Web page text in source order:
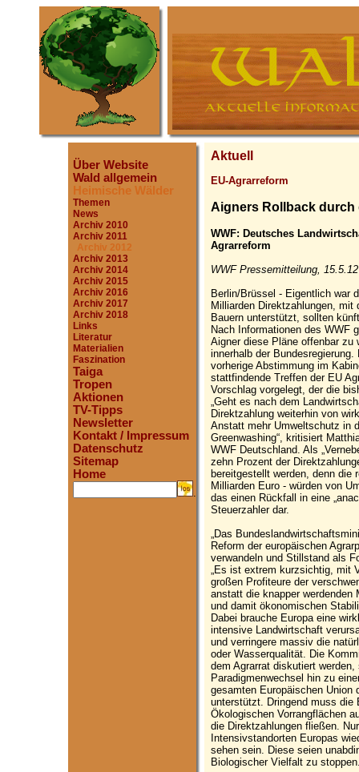
Über Website
Wald allgemein
Heimische Wälder
Themen
News
Archiv 2010
Archiv 2011
Archiv 2012
Archiv 2013
Archiv 2014
Archiv 2015
Archiv 2016
Archiv 2017
Archiv 2018
Links
Literatur
Materialien
Faszination
Taiga
Tropen
Aktionen
TV-Tipps
Newsletter
Kontakt / Impressum
Datenschutz
Sitemap
Home
.
Aktuell
EU-Agrarreform
Aigners Rollback durch
WWF: Deutsches
Agrarreform
WWF Pressemitteilung, 15.5.12
Berlin/Brüssel - Eigentlich war
Milliarden Direktzahlungen, mit
Bauern unterstützt, sollten
Nach Informationen des WWF
Aigner diese Pläne offenbar
innerhalb der
vorherige Abstimmung im
stattfindende Treffen der EU
Vorschlag vorgelegt, der die
„Geht es nach dem
Direktzahlung weiterhin von
Anstatt mehr Umweltschutz in
Greenwashing“, kritisiert
WWF Deutschland. Als
zehn Prozent der
bereitgestellt werden, denn die
Milliarden Euro - würden von
das einen Rückfall in eine
Steuerzahler dar.
„Das
Reform der europäischen
verwandeln und Stillstand als
„Es ist extrem kurzsichtig, mit
großen Profiteure der
anstatt die knapper werdenden
und damit ökonomischen
Dabei brauche Europa eine
intensive Landwirtschaft
und verringere massiv die
oder Wasserqualität. Die
dem Agrarrat diskutiert
Paradigmenwechsel hin zu
gesamten Europäischen Union
unterstützt. Dringend muss die
Ökologischen Vorrangflächen
die Direktzahlungen fließen.
Intensivstandorten Europas
sehen sein. Diese seien
Biologischer Vielfalt zu